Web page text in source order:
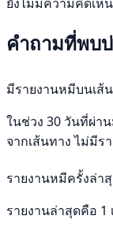
คำถามที่พบ
มีรายงานหมีบนเส้
ในช่วง 30 วันที่ผ่า
จากเส้นทาง ไม่มีร
รายงานหมีครั้งล่า
รายงานล่าสุดคือ 1